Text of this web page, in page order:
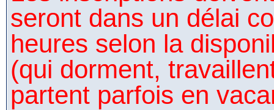
seront dans un délai
heures selon la
(qui dorment,
partent parfois en